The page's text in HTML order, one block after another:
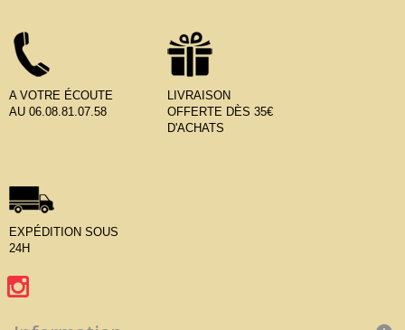
A VOTRE ÉCOUTE
AU 06.08.81.07.58
LIVRAISON
OFFERTE DÈS 35€
D'ACHATS
EXPÉDITION SOUS
24H